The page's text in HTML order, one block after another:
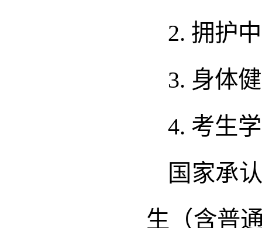
2. 拥护
3. 身体
4. 考生
国家承
生（含普